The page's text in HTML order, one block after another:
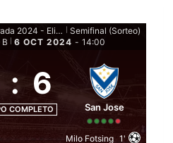
Superliga en Madrid Temporada 2024 - Eliminatorias
Semifinal (Sorteo)
6 OCT 2024 - 14:00
: 6
COMPLETO San Jose
Milo Fotsing 1'